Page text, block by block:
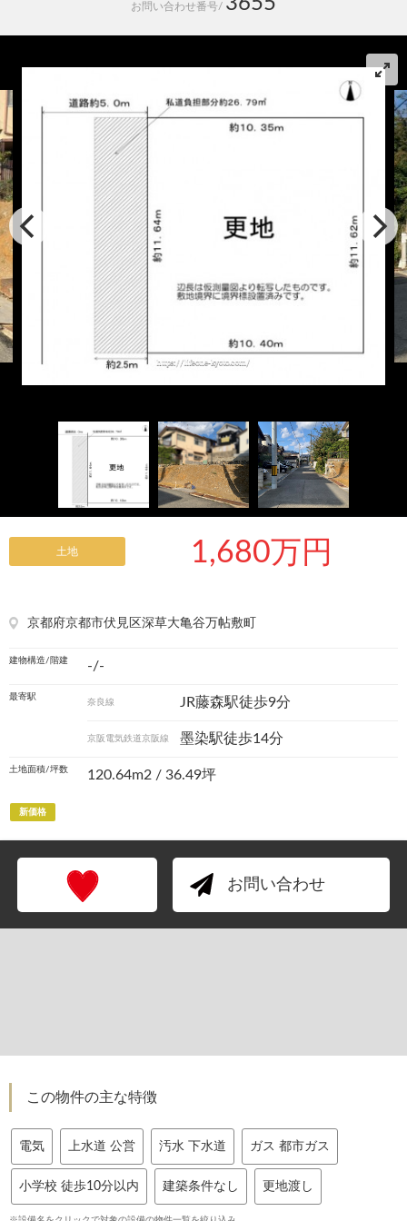
お問い合わせ番号/
土地 1,680万円
京都府京都市伏見区深草大亀谷万帖敷町
建物構造/階建 -/-
最寄駅
奈良線 JR藤森駅徒歩9分
京阪電気鉄道京阪線 墨染駅徒歩14分
土地面積/坪数 120.64m2 / 36.49坪
新価格
お問い合わせ
この物件の主な特徴
電気 上水道 公営 汚水 下水道 ガス 都市ガス
小学校 徒歩10分以内 建築条件なし 更地渡し